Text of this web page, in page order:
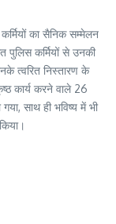
का सैनिक सम्मेलन
पुलिस कर्मियों से उनकी
त्वरित निस्तारण के
कार्य करने वाले 26
साथ ही भविष्य में भी